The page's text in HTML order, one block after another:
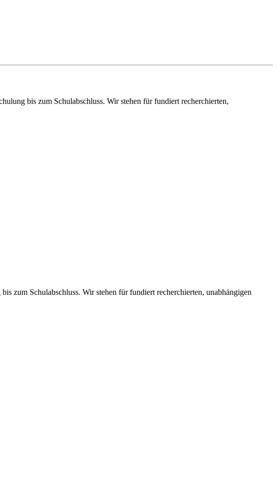
bis zum Schulabschluss. Wir stehen für fundiert recherchierten,
zum Schulabschluss. Wir stehen für fundiert recherchierten, unabhängigen